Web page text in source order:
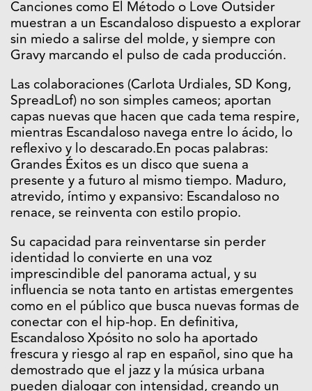
Canciones como El Método o Love Outsider
muestran a un Escandaloso dispuesto a explorar
sin miedo a salirse del molde, y siempre con
Gravy marcando el pulso de cada producción.
Las colaboraciones (Carlota Urdiales, SD Kong,
SpreadLof) no son simples cameos; aportan
capas nuevas que hacen que cada tema respire,
mientras Escandaloso navega entre lo ácido, lo
reflexivo y lo descarado.En pocas palabras:
Grandes Éxitos es un disco que suena a
presente y a futuro al mismo tiempo. Maduro,
atrevido, íntimo y expansivo: Escandaloso no
renace, se reinventa con estilo propio.
Su capacidad para reinventarse sin perder
identidad lo convierte en una voz
imprescindible del panorama actual, y su
influencia se nota tanto en artistas emergentes
como en el público que busca nuevas formas de
conectar con el hip-hop. En definitiva,
Escandaloso Xpósito no solo ha aportado
frescura y riesgo al rap en español, sino que ha
demostrado que el jazz y la música urbana
pueden dialogar con intensidad, creando un